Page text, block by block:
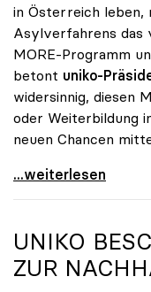
in Österreich leben,
Asylverfahrens das
MORE-Programm
betont uniko-
widersinnig, diesen
oder Weiterbildung
neuen Chancen
uniko unterstützt
...weiterlesen
UNIKO
ZUR